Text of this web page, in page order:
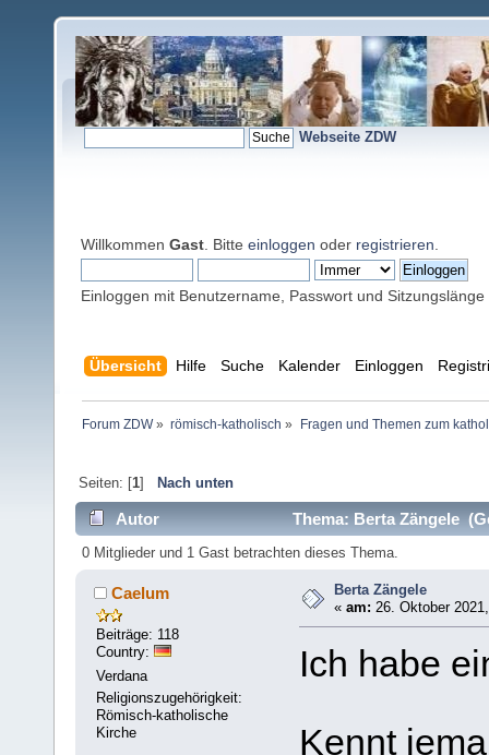
Webseite ZDW
Willkommen Gast . Bitte einloggen oder registrieren
Einloggen mit Benutzername, Passwort und Sitzungslänge
Übersicht Hilfe Suche Kalender Einloggen
Forum ZDW» römisch-katholisch » Fragen und Themen zum
Seiten: [1] Nach unten
Autor Thema: Berta Zängele
0 Mitglieder und 1 Gast betrachten dieses Thema.
Caelum
Beiträge: 118
Country:
Verdana
Religionszugehörigkeit:
Römisch-katholische
Kirche
Berta Zängele
«am: 26. Oktober
Ich habe
Kennt